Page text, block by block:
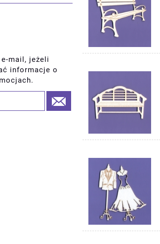
mail, jeżeli
informacje o